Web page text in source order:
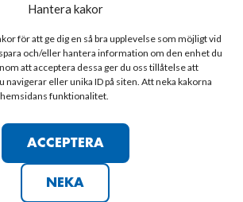
Hantera kakor
för att ge dig en så bra upplevelse som möjligt vid
och/eller hantera information om den enhet du
att acceptera dessa ger du oss tillåtelse att
navigerar eller unika ID på siten. Att neka kakorna
funktionalitet.
ACCEPTERA
NEKA
i rutan godkänner du att vi sparar dina